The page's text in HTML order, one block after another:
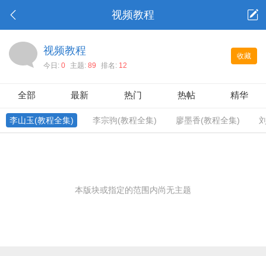
视频教程
收藏
视频教程
今日: 0 主题: 89 排名: 12
全部 最新 热门 热帖 精华
李山玉(教程全集) 李宗驹(教程全集) 廖墨香(教程全集)
本版块或指定的范围内尚无主题